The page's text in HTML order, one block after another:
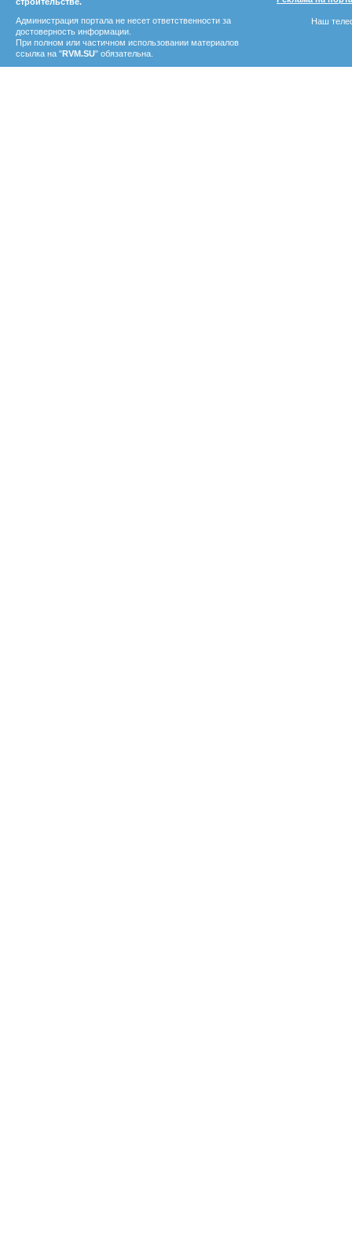
Администрация портала не несет ответственности за
достоверность информации.
При полном или частичном использовании материалов
ссылка на "RVM.SU" обязательна.
Наш